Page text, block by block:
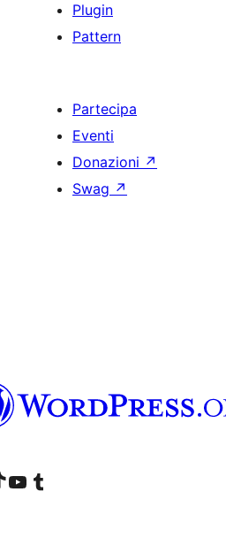
Plugin
Pattern
Partecipa
Eventi
Donazioni ↗
Swag ↗
Instagram
LinkedIn
account TikTok
Visita il nostro canale YouTube
Visita il nostro account Tumblr